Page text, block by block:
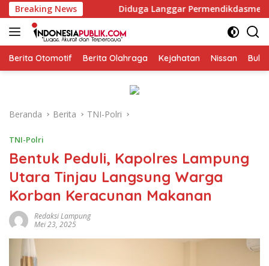
Langsung
ke
konten
Breaking NewsDiduga Langgar Permendikdasmen Nomor 7
Berita Otomotif Berita Olahraga Kejahatan Nissan
Beranda Berita TNI-Polri
TNI-Polri
Bentuk Peduli, Kapolres Lampung
Utara Tinjau Langsung Warga
Korban Keracunan Makanan
Redaksi Lampung
Mei 23, 2025